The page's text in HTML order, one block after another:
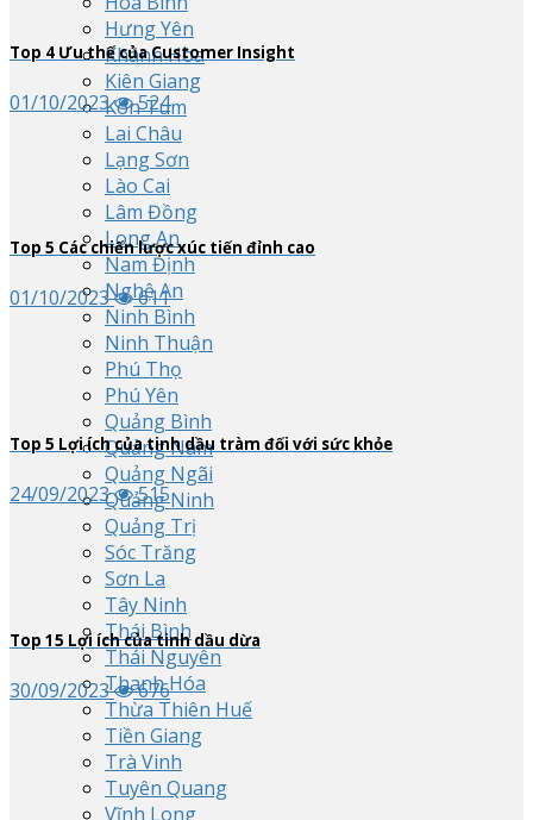
Hưng Yên
Khánh Hòa
Kiên Giang
Kon Tum
Lai Châu
Lạng Sơn
Lào Cai
Lâm Đồng
Long An
Nam Định
Nghệ An
Ninh Bình
Ninh Thuận
Phú Thọ
Phú Yên
Quảng Bình
Quảng Nam
Quảng Ngãi
Quảng Ninh
Quảng Trị
Sóc Trăng
Sơn La
Tây Ninh
Thái Bình
Thái Nguyên
Thanh Hóa
Thừa Thiên Huế
Tiền Giang
Trà Vinh
Tuyên Quang
Vĩnh Long
Top 4 Ưu thế của Customer Insight
01/10/2023 524
Top 5 Các chiến lược xúc tiến đỉnh cao
01/10/2023 611
Top 5 Lợi ích của tinh dầu tràm đối với sức khỏe
24/09/2023 515
Top 15 Lợi ích của tinh dầu dừa
30/09/2023 676